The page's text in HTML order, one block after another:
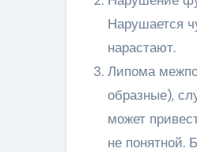
Нарушается
нарастают.
Липома
образные),
может
не понятной.